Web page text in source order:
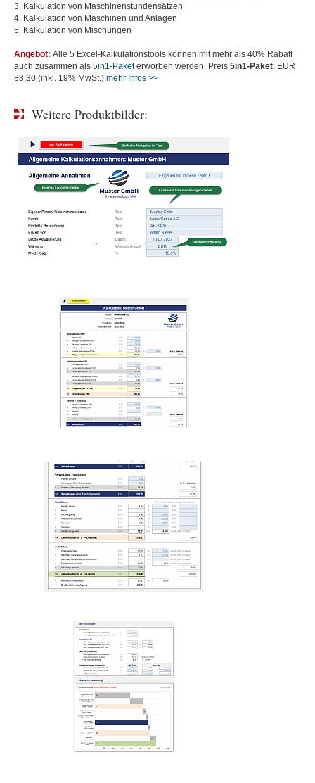
3. Kalkulation von Maschinenstundensätzen
4. Kalkulation von Maschinen und Anlagen
5. Kalkulation von Mischungen
Angebot: Alle 5 Excel-Kalkulationstools können mitmehr als 40% Rabatt
auch zusammen als 5in1-Paketerworben werden. Preis 5in1-Paket: EUR
83,30 (inkl. 19% MwSt.) mehr Infos >>
Weitere Produktbilder: